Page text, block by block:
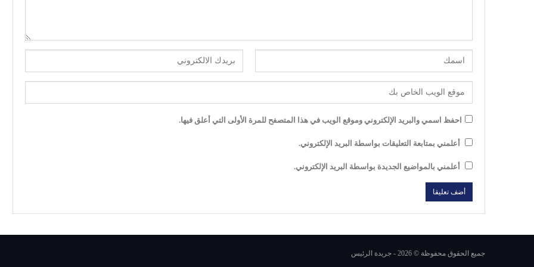
احفظ اسمي والبريد الإلكتروني وموقع الويب في هذا المتصفح للمرة الأولى التي أعلق فيها.
أعلمني بمتابعة التعليقات بواسطة البريد الإلكتروني.
أعلمني بالمواضيع الجديدة بواسطة البريد الإلكتروني.
جميع الحقوق محفوظة © 2026 - جريدة الرئيس